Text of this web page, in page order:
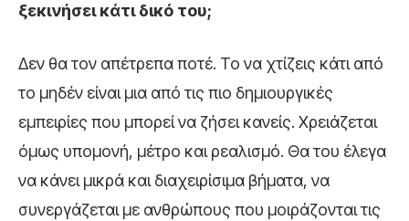
ξεκινήσει κάτι δικό του;
Δεν θα τον απέτρεπα ποτέ. Το να χτίζεις κάτι από
το μηδέν είναι μια από τις πιο δημιουργικές
εμπειρίες που μπορεί να ζήσει κανείς. Χρειάζεται
όμως υπομονή, μέτρο και ρεαλισμό. Θα του έλεγα
να κάνει μικρά και διαχειρίσιμα βήματα, να
συνεργάζεται με ανθρώπους που μοιράζονται τις